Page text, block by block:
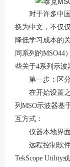
对于许多中
换为中文，不仅
降低学习成本的
同系列的MSO44
些关于4系列示波
第一步：区
在开始设置
列MSO示波器基
互方式：
仪器本地界
远程控制软
TekScope Utility